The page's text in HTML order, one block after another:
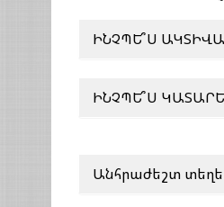
ԻՆՉՊԵ՞Ս
ԻՆՉՊԵ՞Ս
Անհրաժեշտ